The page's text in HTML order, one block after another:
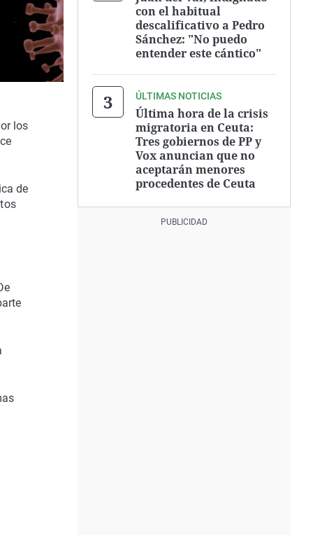
los
de
con el habitual
descalificativo a Pedro
Sánchez: "No puedo
entender este cántico"
ÚLTIMAS NOTICIAS
Última hora de la crisis
migratoria en Ceuta:
Tres gobiernos de PP y
Vox anuncian que no
aceptarán menores
procedentes de Ceuta